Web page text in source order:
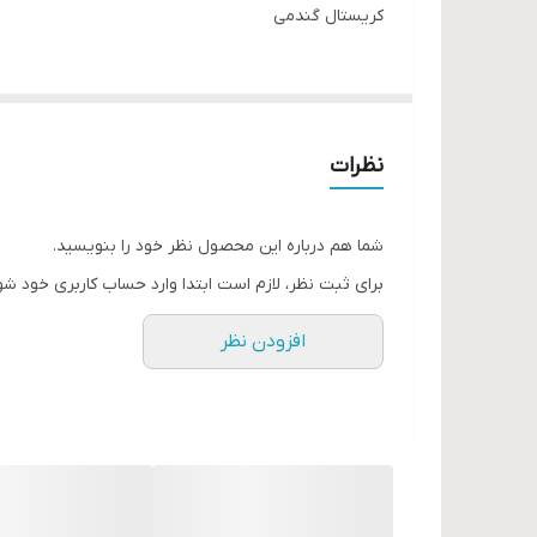
کریستال گندمی
نظرات
شما هم درباره این محصول نظر خود را بنویسید.
برای ثبت نظر، لازم است ابتدا وارد حساب کاربری خود
افزودن نظر